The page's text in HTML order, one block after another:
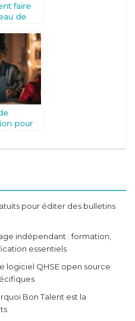
faire
de
: guide
pour le
des
pour
pour éditer des bulletins
indépendant : formation,
essentiels
logiciel QHSE open source
Bon Talent est la